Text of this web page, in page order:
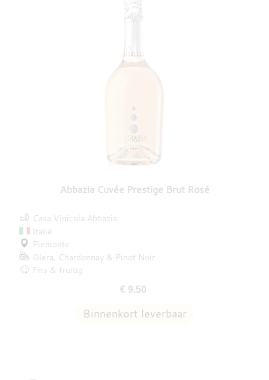
Abbazia Cuvée Prestige Brut Rosé
Casa Vinicola Abbazia
Italië
Piemonte
Glera Chardonnay
Pinot Noir
Fris & fruitig
€ 9,50